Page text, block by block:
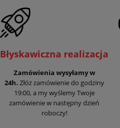
Błyskawiczna realizacja
Zamówienia wysyłamy w
24h. Złóż zamówienie do godziny
19:00, a my wyślemy Twoje
zamówienie w następny dzień
roboczy!